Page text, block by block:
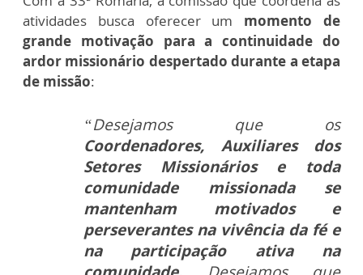
atividades busca oferecer um momento de
grande motivação para a continuidade do
ardor missionário despertado durante a etapa
de missão:
“Desejamos que os
Coordenadores, Auxiliares dos
Setores Missionários e toda
comunidade missionada se
mantenham motivados e
perseverantes na vivência da fé e
na participação ativa na